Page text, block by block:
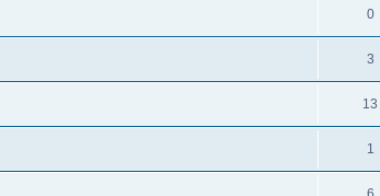
0
3
13
1